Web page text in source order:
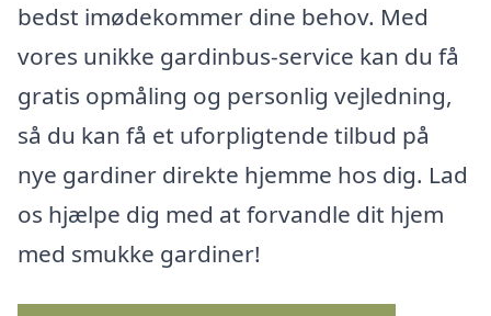
bedst imødekommer dine behov. Med
vores unikke gardinbus-service kan du få
gratis opmåling og personlig vejledning,
så du kan få et uforpligtende tilbud på
nye gardiner direkte hjemme hos dig. Lad
os hjælpe dig med at forvandle dit hjem
med smukke gardiner!